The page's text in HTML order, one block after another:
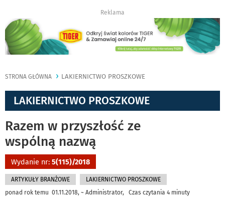
Reklama
STRONA GŁÓWNA LAKIERNICTWO PROSZKOWE
LAKIERNICTWO PROSZKOWE
Razem w przyszłość ze
wspólną nazwą
Wydanie nr: 5(115)/2018
ARTYKUŁY BRANŻOWE
LAKIERNICTWO PROSZKOWE
ponad rok temu 01.11.2018, ~ Administrator, Czas czytania 4 minuty